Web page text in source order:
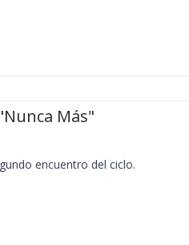
Más"
encuentro del ciclo.